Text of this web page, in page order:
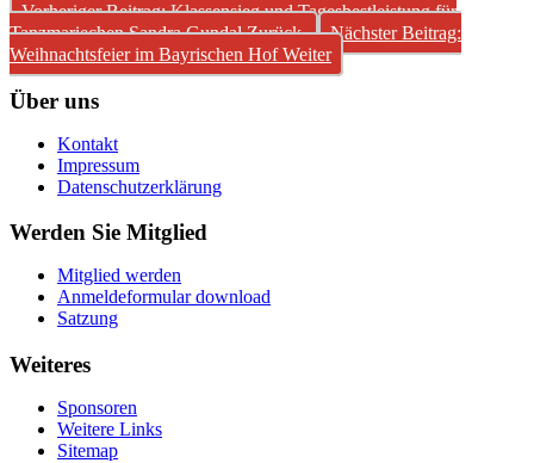
Vorheriger Beitrag: Klassensieg und Tagesbestleistung für
Tanzmariechen Sandra GundalZurück
Nächster Beitrag:
Weihnachtsfeier im Bayrischen HofWeiter
Über uns
Kontakt
Impressum
Datenschutzerklärung
Werden Sie Mitglied
Mitglied werden
Anmeldeformular download
Satzung
Weiteres
Sponsoren
Weitere Links
Sitemap